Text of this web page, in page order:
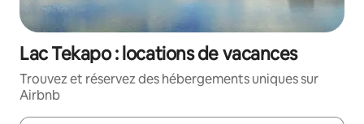
Lac Tekapo : locations de vacances
Trouvez et réservez des hébergements uniques sur
Airbnb